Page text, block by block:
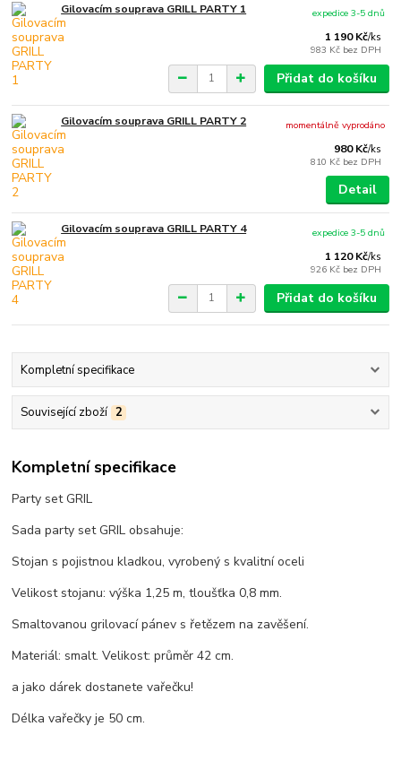
Gilovacím souprava GRILL PARTY 1
1 190 Kč/ks
983 Kč bez DPH
expedice 3-5 dnů
Přidat do košíku
Gilovacím souprava GRILL PARTY 2
980 Kč/ks
810 Kč bez DPH
momentálně vyprodáno
Detail
Gilovacím souprava GRILL PARTY 4
1 120 Kč/ks
926 Kč bez DPH
expedice 3-5 dnů
Přidat do košíku
Kompletní specifikace
Související zboží 2
Kompletní specifikace
Party set GRIL
Sada party set GRIL obsahuje:
Stojan s pojistnou kladkou, vyrobený s kvalitní oceli
Velikost stojanu: výška 1,25 m, tloušťka 0,8 mm.
Smaltovanou grilovací pánev s řetězem na zavěšení.
Materiál: smalt. Velikost: průměr 42 cm.
a jako dárek dostanete vařečku!
Délka vařečky je 50 cm.